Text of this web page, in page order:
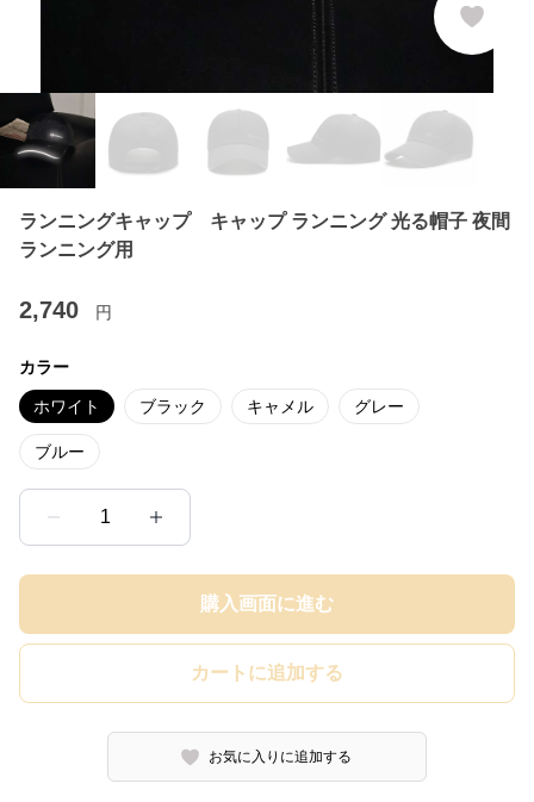
ランニングキャップ キャップ ランニング 光る帽子 夜間
ランニング用
2,740 円
カラー
ホワイト ブラック キャメル グレー
ブルー
1
購入画面に進む
カートに追加する
お気に入りに追加する